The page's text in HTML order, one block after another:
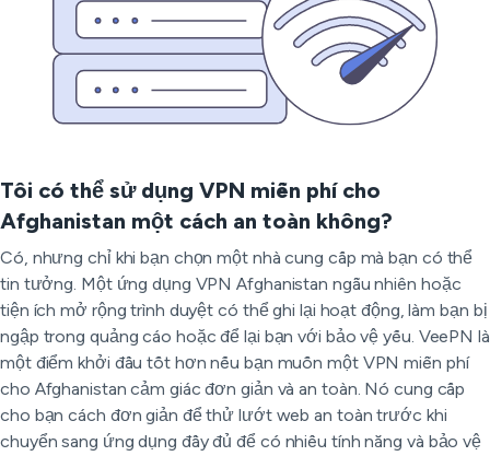
Tôi có thể sử dụng VPN miễn phí cho
Afghanistan một cách an toàn không?
Có, nhưng chỉ khi bạn chọn một nhà cung cấp mà bạn có thể
tin tưởng. Một ứng dụng VPN Afghanistan ngẫu nhiên hoặc
tiện ích mở rộng trình duyệt có thể ghi lại hoạt động, làm bạn bị
ngập trong quảng cáo hoặc để lại bạn với bảo vệ yếu. VeePN là
một điểm khởi đầu tốt hơn nếu bạn muốn một VPN miễn phí
cho Afghanistan cảm giác đơn giản và an toàn. Nó cung cấp
cho bạn cách đơn giản để thử lướt web an toàn trước khi
chuyển sang ứng dụng đầy đủ để có nhiều tính năng và bảo vệ